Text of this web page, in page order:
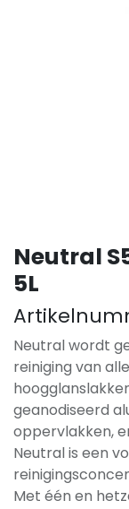
Neutral
5L
Neutral wordt
reiniging van
geanodiseerd
oppervlakken,
Neutral is een
Met één en